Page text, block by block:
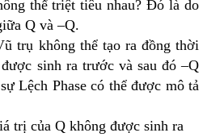
thể triệt tiêu nhau? Đó là do
Q và –Q.
trụ không thể tạo ra đồng thời
sinh ra trước và sau đó –Q
Lệch Phase có thể được mô tả
trị của Q không được sinh ra